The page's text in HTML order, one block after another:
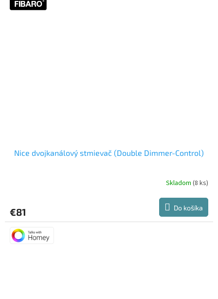
Nice dvojkanálový stmievač (Double Dimmer-Control)
Skladom (8 ks)
€81 Do košíka